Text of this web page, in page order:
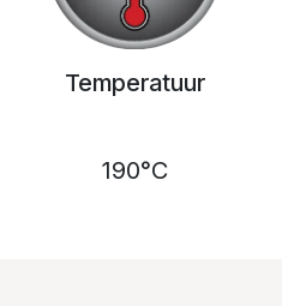
Temperatuur
190°C